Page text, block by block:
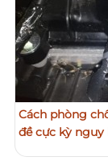
Cách phòng
đề cực kỳ